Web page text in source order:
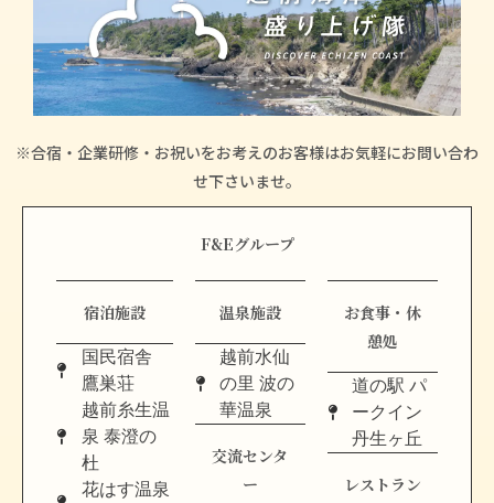
※合宿・企業研修・お祝いをお考えのお客様はお気軽にお問い合わ
せ下さいませ。
F&Eグループ
宿泊施設
国民宿舎
鷹巣荘
越前糸生温
泉 泰澄の
杜
花はす温泉
温泉施設
越前水仙
の里 波の
華温泉
交流センタ
ー
お食事・休
憩処
道の駅 パ
ークイン
丹生ヶ丘
レストラン